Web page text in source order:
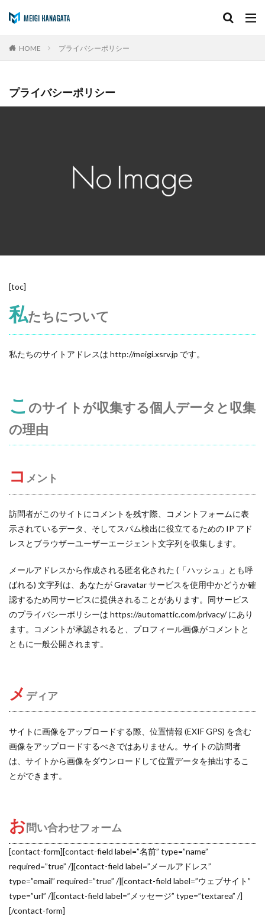
HOME プライバシーポリシー
プライバシーポリシー
[toc]
私たちについて
私たちのサイトアドレスは http://meigi.xsrv.jp です。
こ のサイトが収集する個人データと収集
の理由
コ メント
訪問者がこのサイトにコメントを残す際、コメントフォームに表
示されているデータ、そしてスパム検出に役立てるための IP アド
レスとブラウザーユーザーエージェント文字列を収集します。
メールアドレスから作成される匿名化された (「ハッシュ」とも呼
ばれる) 文字列は、あなたが Gravatar サービスを使用中かどうか確
認するため同サービスに提供されることがあります。同サービス
のプライバシーポリシーは https://automattic.com/privacy/ にあり
ます。コメントが承認されると、プロフィール画像がコメントと
ともに一般公開されます。
メ ディア
サイトに画像をアップロードする際、位置情報 (EXIF GPS) を含む
画像をアップロードするべきではありません。サイトの訪問者
は、サイトから画像をダウンロードして位置データを抽出するこ
とができます。
お問い合わせフォーム
[contact-form][contact-field label=”名前” type=”name”
required=”true” /][contact-field label=”メールアドレス”
type=”email” required=”true” /][contact-field label=”ウェブサイト”
type=”url” /][contact-field label=”メッセージ” type=”textarea” /]
[/contact-form]